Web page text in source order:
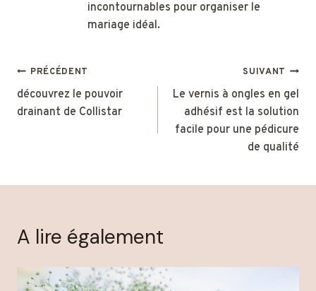
incontournables pour organiser le
mariage idéal.
Navigation
de
PRÉCÉDENT
découvrez le pouvoir
drainant de Collistar
SUIVANT
Le vernis à ongles en gel
adhésif est la solution
facile pour une pédicure
de qualité
A lire également